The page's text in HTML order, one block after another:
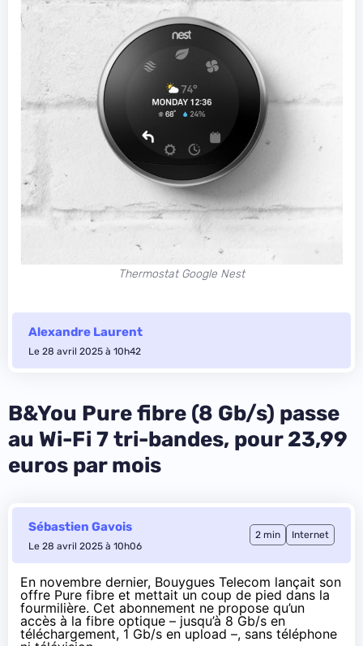
Thermostat Google Nest
Alexandre Laurent
Le 28 avril 2025 à 10h42
B&You Pure fibre (8 Gb/s) passe
au Wi-Fi 7 tri-bandes, pour 23,99
euros par mois
Sébastien Gavois
Le 28 avril 2025 à 10h06
2 min Internet
En novembre dernier, Bouygues Telecom lançait son
offre Pure fibre et mettait un coup de pied dans la
fourmilière. Cet abonnement ne propose qu’un
accès à la fibre optique – jusqu’à 8 Gb/s en
téléchargement, 1 Gb/s en upload –, sans téléphone